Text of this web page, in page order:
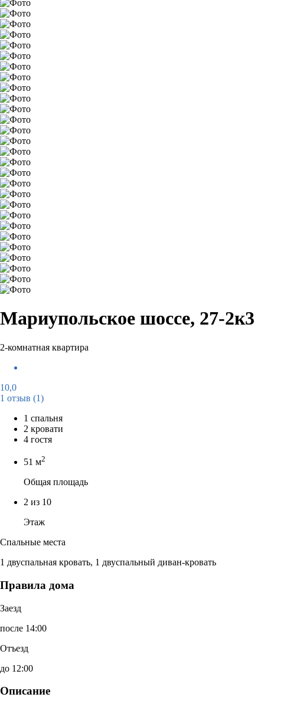
Мариупольское шоссе, 27-2к3
2-комнатная квартира
10,0
1 отзыв (1)
1 спальня
2 кровати
4 гостя
51 м2
Общая площадь
2 из 10
Этаж
Спальные места
1 двуспальная кровать, 1 двуспальный диван-кровать
Правила дома
Заезд
после 14:00
Отъезд
до 12:00
Описание